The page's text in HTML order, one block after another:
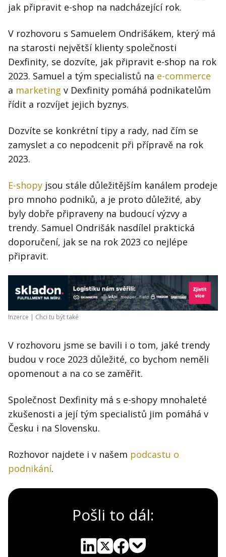
jak připravit e-shop na nadcházející rok.
V rozhovoru s Samuelem Ondrišákem, který má
na starosti největší klienty společnosti
Dexfinity, se dozvíte, jak připravit e-shop na rok
2023. Samuel a tým specialistů na e-commerce
a marketing v Dexfinity pomáhá podnikatelům
řídit a rozvíjet jejich byznys.
Dozvíte se konkrétní tipy a rady, nad čím se
zamyslet a co nepodcenit při přípravě na rok
2023.
E-shopy jsou stále důležitějším kanálem prodeje
pro mnoho podniků, a je proto důležité, aby
byly dobře připraveny na budoucí výzvy a
trendy. Samuel Ondrišák nasdílel praktická
doporučení, jak se na rok 2023 co nejlépe
připravit.
Inzerce | Chci tu být také
V rozhovoru jsme se bavili i o tom, jaké trendy
budou v roce 2023 důležité, co bychom neměli
opomenout a na co se zaměřit.
Společnost Dexfinity má s e-shopy mnohaleté
zkušenosti a její tým specialistů jim pomáhá v
Česku i na Slovensku.
Rozhovor najdete i v našem podcastu o
podnikání.
Pošli to dál: